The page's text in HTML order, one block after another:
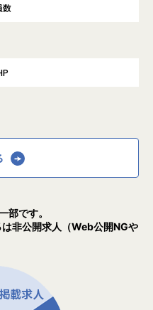
数
部です。
非公開求人（Web公開NGや